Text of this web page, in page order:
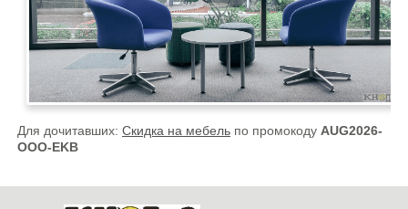
Для дочитавших: Скидка на мебель по промокоду AUG2026-
OOO-EKB